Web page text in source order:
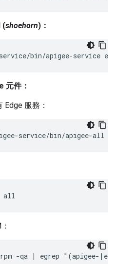
(shoehorn)：
bin/apigee-service
元件：
服務：
service/bin/apigee-all
all
-qa | egrep "(apigee-